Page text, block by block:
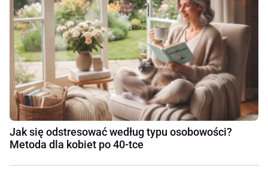
Jak się odstresować według typu osobowości?
Metoda dla kobiet po 40-tce